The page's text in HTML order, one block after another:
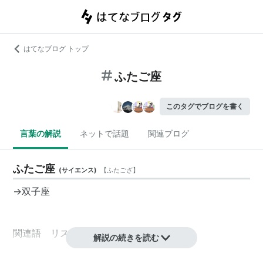
はてなブログ トップ
ふたご座
このタグでブログを書く
言葉の解説 ネットで話題 関連ブログ
ふたご座 (サイエンス) 【ふたござ】
→双子座
関連語 リスト::天文学リスト::星座
解説の続きを読む